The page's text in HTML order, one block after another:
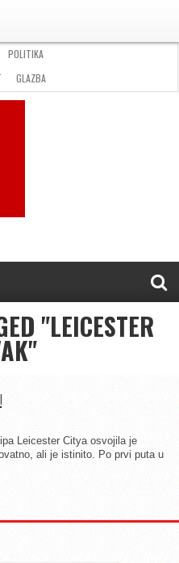
POLITIKA
GLAZBA
"LEICESTER
Leicester Citya osvojila je
ali je istinito. Po prvi puta u